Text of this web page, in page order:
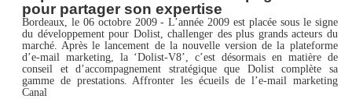
pour partager son expertise
Bordeaux, le 06 octobre 2009 - L’année 2009 est placée sous le signe
du développement pour Dolist, challenger des plus grands acteurs du
marché. Après le lancement de la nouvelle version de la plateforme
d’e-mail marketing, la ‘Dolist-V8’, c’est désormais en matière de
conseil et d’accompagnement stratégique que Dolist complète sa
gamme de prestations. Affronter les écueils de l’e-mail marketing
Canal